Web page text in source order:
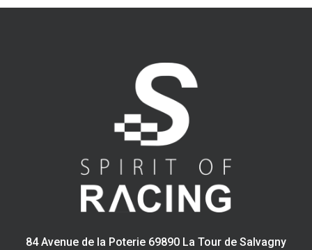
84 Avenue de la Poterie 69890 La Tour de Salvagny